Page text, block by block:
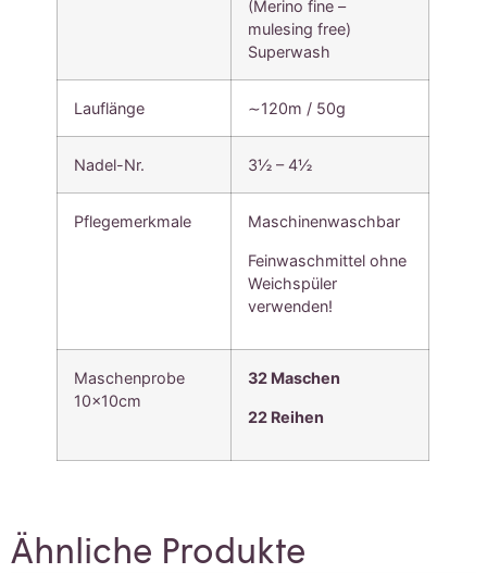
(Merino fine –
mulesing free)
Superwash
Lauflänge ∼120m / 50g
Nadel-Nr. 3½ – 4½
Pflegemerkmale Maschinenwaschbar
Feinwaschmittel ohne
Weichspüler
verwenden!
Maschenprobe
10x10cm
32 Maschen
22 Reihen
Ähnliche Produkte